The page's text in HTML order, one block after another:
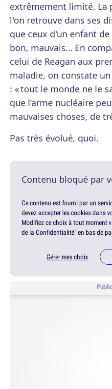
extrêmement limité. La
l'on retrouve dans ses
que ceux d'un enfant
bon, mauvais… En
celui de Reagan aux
maladie, on constate
: « tout le monde ne le
que l’arme nucléaire
mauvaises choses, de
Pas très évolué, quoi.
Contenu bloqué par
Ce contenu est fourni par un
devez accepter les cookies dans
Modifiez ce choix à tout moment
de la Confidentialité" en bas de
Gérer mes choix